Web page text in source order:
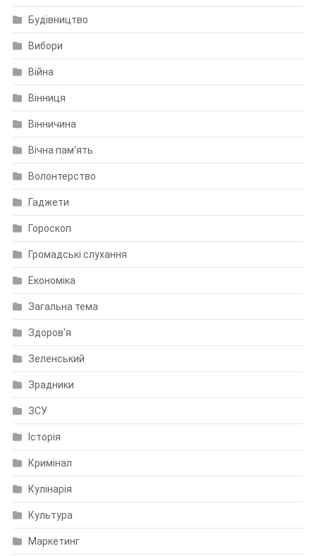
Будівництво
Вибори
Війна
Вінниця
Вінничина
Вічна пам'ять
Волонтерство
Гаджети
Гороскоп
Громадські слухання
Економіка
Загальна тема
Здоров'я
Зеленський
Зрадники
ЗСУ
Історія
Кримінал
Кулінарія
Культура
Маркетинг